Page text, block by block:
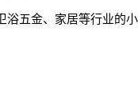
五金、家居等行业的